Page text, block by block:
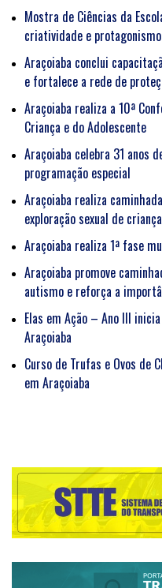
Mostra de Ciências da
criatividade e
Araçoiaba conclui
e fortalece a rede de
Araçoiaba realiza a 10ª
Criança e do Adolescente
Araçoiaba celebra 31 anos
programação especial
Araçoiaba realiza
exploração sexual de
Araçoiaba realiza 1ª fase
Araçoiaba promove
autismo e reforça a
Elas em Ação – Ano III
Araçoiaba
Curso de Trufas e Ovos de
em Araçoiaba